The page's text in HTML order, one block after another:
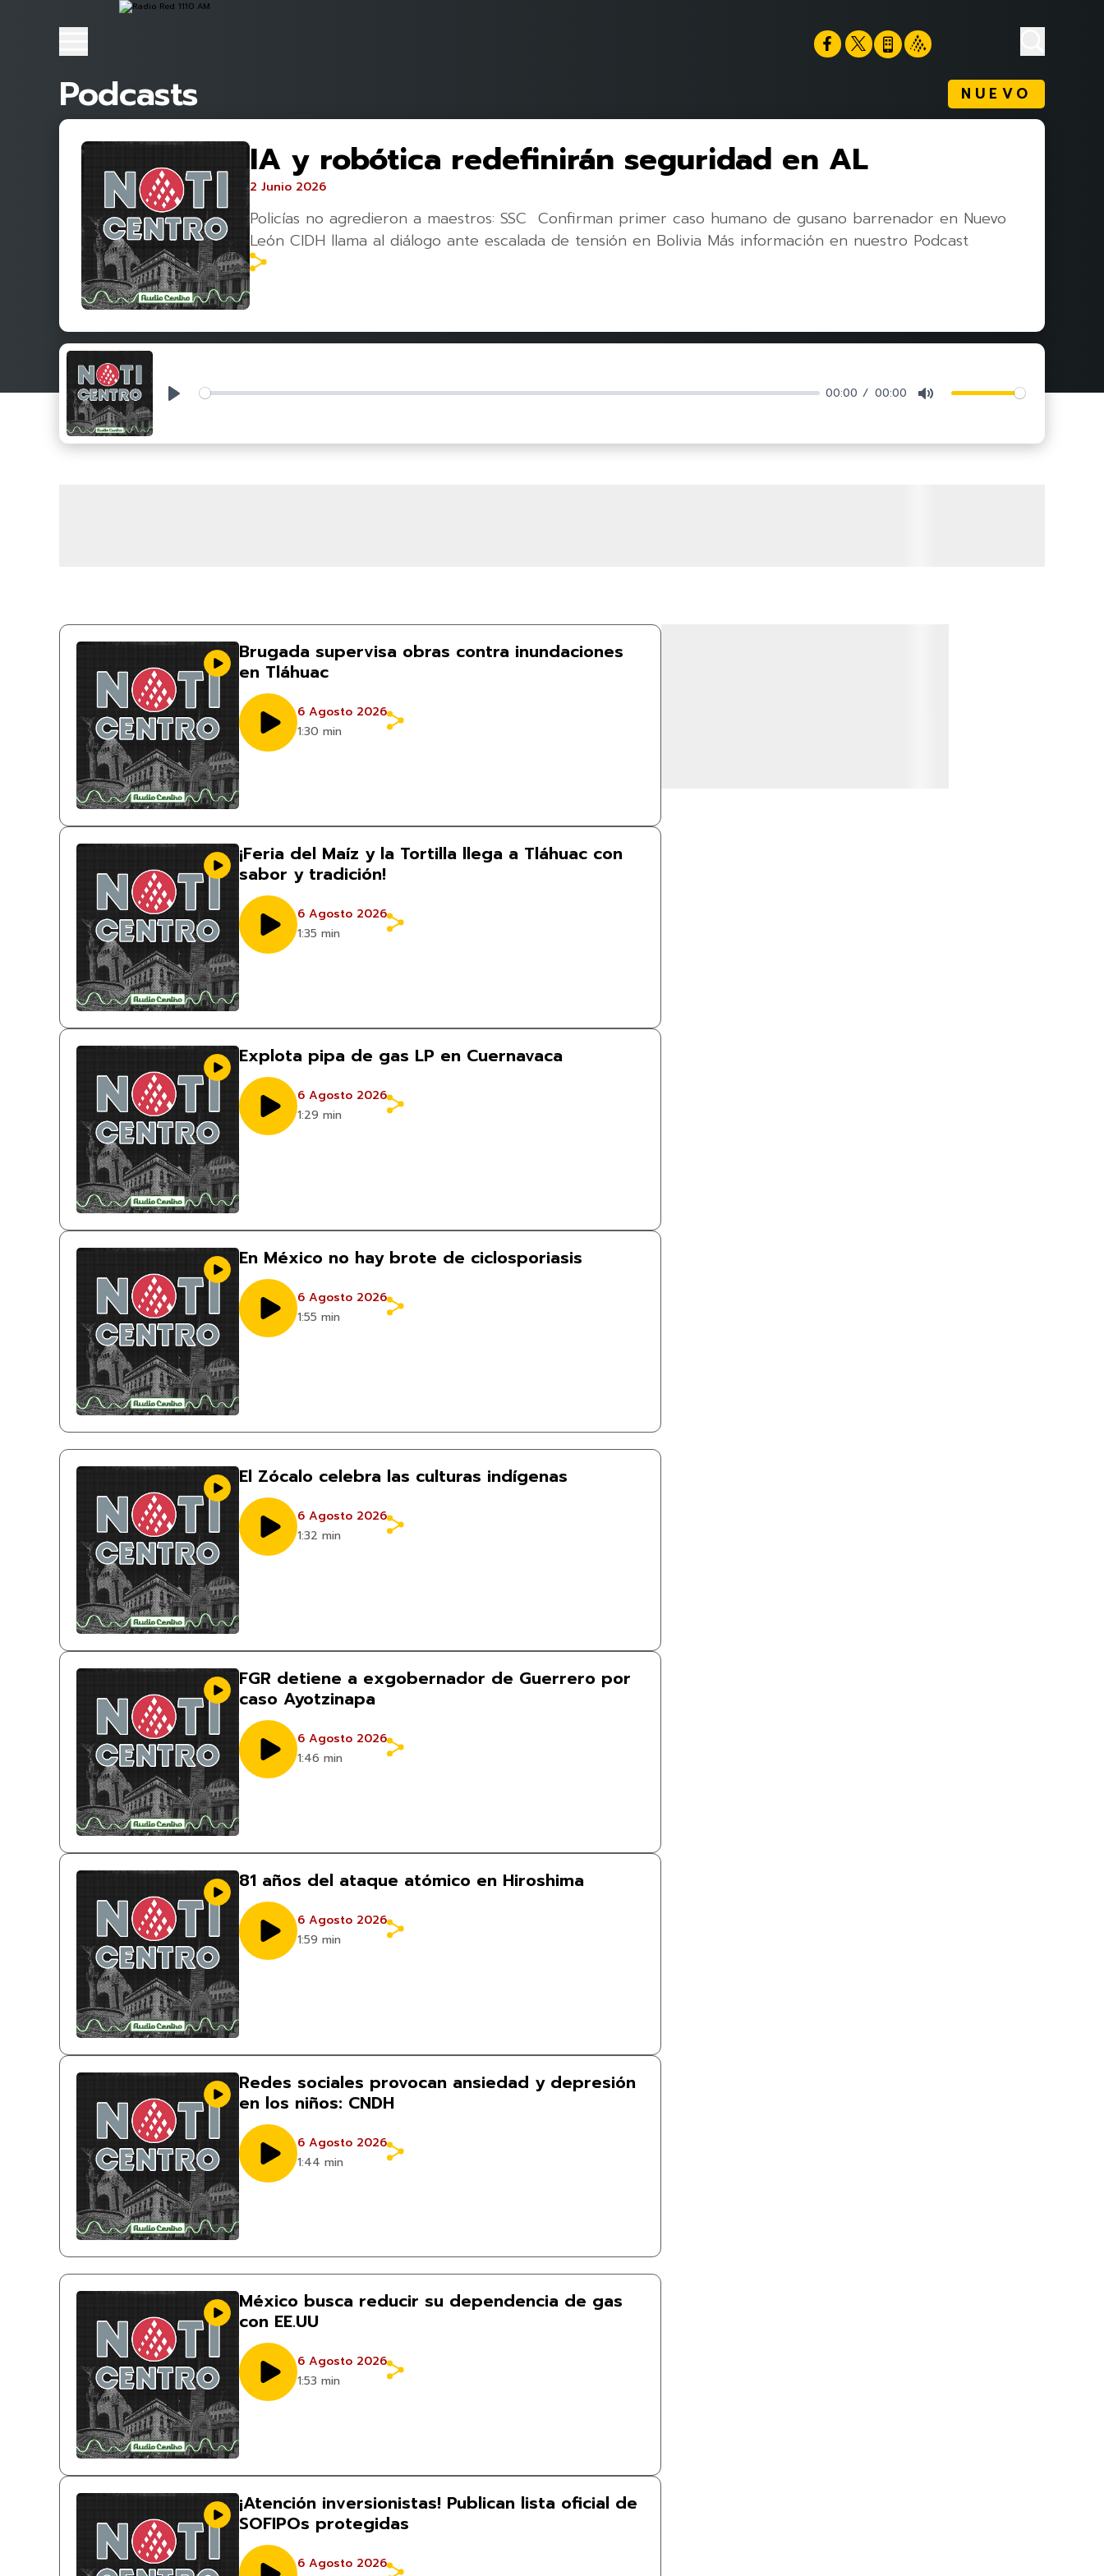
Podcasts NUEVO
IA y robótica redefinirán seguridad en AL
2 Junio 2026
Policías no agredieron a maestros: SSC Confirman primer caso humano de gusano barrenador en Nuevo
León CIDH llama al diálogo ante escalada de tensión en Bolivia Más información en nuestro Podcast
Play 00:00 00:00 Mute
Brugada supervisa obras contra inundaciones
en Tláhuac
6 Agosto 2026
1:30 min
¡Feria del Maíz y la Tortilla llega a Tláhuac con
sabor y tradición!
6 Agosto 2026
1:35 min
Explota pipa de gas LP en Cuernavaca
6 Agosto 2026
1:29 min
En México no hay brote de ciclosporiasis
6 Agosto 2026
1:55 min
El Zócalo celebra las culturas indígenas
6 Agosto 2026
1:32 min
FGR detiene a exgobernador de Guerrero por
caso Ayotzinapa
6 Agosto 2026
1:46 min
81 años del ataque atómico en Hiroshima
6 Agosto 2026
1:59 min
Redes sociales provocan ansiedad y depresión
en los niños: CNDH
6 Agosto 2026
1:44 min
México busca reducir su dependencia de gas
con EE.UU
6 Agosto 2026
1:53 min
¡Atención inversionistas! Publican lista oficial de
SOFIPOs protegidas
6 Agosto 2026